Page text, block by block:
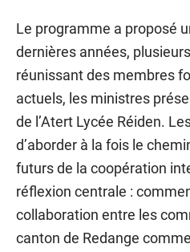
Le programme a proposé
dernières années,
réunissant des membres
actuels, les ministres
de l’Atert Lycée Réiden.
d’aborder à la fois le
futurs de la coopération
réflexion centrale :
collaboration entre les
canton de Redange